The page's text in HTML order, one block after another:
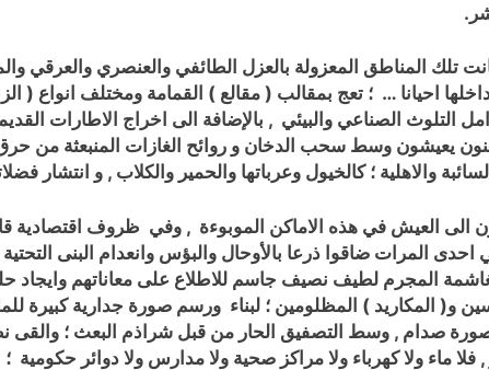
تلك المناطق المعزولة بالعزل الطائفي والعنصري والعرقي
احيانا … ؛ تعج بمقالب ( مقالع ) القمامة ومختلف انواع (
التلوث الصناعي والبيئي , بالإضافة الى اخراج الاطارات
يعيشون وسط سحب الدخان و روائح الغازات المنبعثة من حرق
والاهلية ؛ كالخيول وعرباتها والحمير والكلاب , و انتشار
الى العيش في هذه الاماكن الموبوءة , وفي ظروف اقتصادية
احدى المرات ضاقوا ذرعا بالأوحال والبؤس وانعدام البنى التحتية
المجرم لطيف نصيف جاسم للاطلاع على معاناتهم وايجاد
و( المكاريد ) المظلومين ؛ لبناء ورسم صورة جدارية
صدام , وسط التصفيق الحار من قبل شراذم البعث ؛ والقى
ماء ولا كهرباء ولا مراكز صحية ولا مدارس ولا دوائر